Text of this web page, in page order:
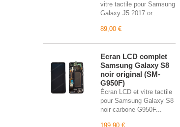
vitre tactile pour Samsung
Galaxy J5 2017 or...
89,00 €
Écran LCD complet
Samsung Galaxy S8
noir original (SM-
G950F)
Écran LCD et vitre tactile
pour Samsung Galaxy S8
noir carbone G950F...
199,90 €